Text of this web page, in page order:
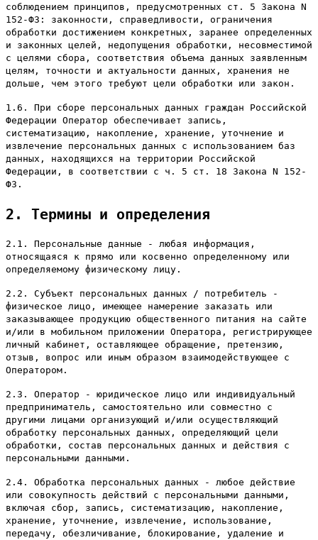
соблюдением принципов, предусмотренных ст. 5 Закона N
152-ФЗ: законности, справедливости, ограничения
обработки достижением конкретных, заранее определенных
и законных целей, недопущения обработки, несовместимой
с целями сбора, соответствия объема данных заявленным
целям, точности и актуальности данных, хранения не
дольше, чем этого требуют цели обработки или закон.
1.6. При сборе персональных данных граждан Российской
Федерации Оператор обеспечивает запись,
систематизацию, накопление, хранение, уточнение и
извлечение персональных данных с использованием баз
данных, находящихся на территории Российской
Федерации, в соответствии с ч. 5 ст. 18 Закона N 152-
ФЗ.
2. Термины и определения
2.1. Персональные данные - любая информация,
относящаяся к прямо или косвенно определенному или
определяемому физическому лицу.
2.2. Субъект персональных данных / потребитель -
физическое лицо, имеющее намерение заказать или
заказывающее продукцию общественного питания на сайте
и/или в мобильном приложении Оператора, регистрирующее
личный кабинет, оставляющее обращение, претензию,
отзыв, вопрос или иным образом взаимодействующее с
Оператором.
2.3. Оператор - юридическое лицо или индивидуальный
предприниматель, самостоятельно или совместно с
другими лицами организующий и/или осуществляющий
обработку персональных данных, определяющий цели
обработки, состав персональных данных и действия с
персональными данными.
2.4. Обработка персональных данных - любое действие
или совокупность действий с персональными данными,
включая сбор, запись, систематизацию, накопление,
хранение, уточнение, извлечение, использование,
передачу, обезличивание, блокирование, удаление и